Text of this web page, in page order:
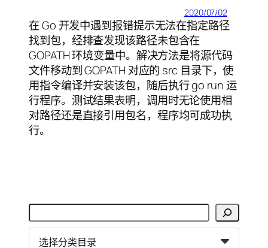
2020/07/02
在 Go 开发中遇到报错提示无法在指定路径
找到包，经排查发现该路径未包含在
GOPATH 环境变量中。解决方法是将源代码
文件移动到 GOPATH 对应的 src 目录下，使
用指令编译并安装该包，随后执行 go run 运
行程序。测试结果表明，调用时无论使用相
对路径还是直接引用包名，程序均可成功执
行。
搜
索
分